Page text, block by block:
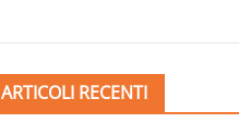
ARTICOLI RECENTI